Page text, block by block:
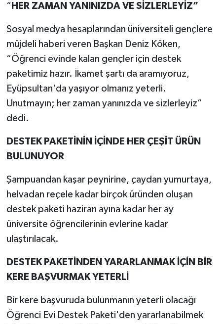
“ HER ZAMAN YANINIZDA VE SİZLERLEYİZ”
Sosyal medya hesaplarından üniversiteli gençlere
müjdeli haberi veren Başkan Deniz Köken,
“Öğrenci evinde kalan gençler için destek
paketimiz hazır. İkamet şartı da aramıyoruz,
Eyüpsultan'da yaşıyor olmanız yeterli.
Unutmayın; her zaman yanınızda ve sizlerleyiz”
dedi.
DESTEK PAKETİNİN İÇİNDE HER ÇEŞİT ÜRÜN
BULUNUYOR
Şampuandan kaşar peynirine, çaydan yumurtaya,
helvadan reçele kadar birçok üründen oluşan
destek paketi haziran ayına kadar her ay
üniversite öğrencilerinin evlerine kadar
ulaştırılacak.
DESTEK PAKETİNDEN YARARLANMAK İÇİN BİR
KERE BAŞVURMAK YETERLİ
Bir kere başvuruda bulunmanın yeterli olacağı
Öğrenci Evi Destek Paketi'den yararlanabilmek